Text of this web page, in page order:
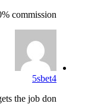
commission!...
5sbet4
the job don...